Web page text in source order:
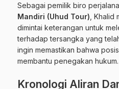
Sebagai pemilik biro
Mandiri (Uhud Tour) ,
dimintai keterangan untuk
terhadap tersangka yang
ingin memastikan bahwa
membantu penegakan hukum.
Kronologi Aliran